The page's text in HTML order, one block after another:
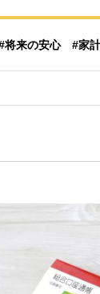
将来の安心 #家